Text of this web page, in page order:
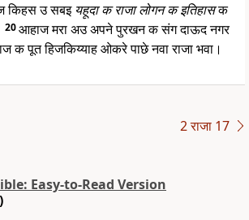
किहस उ सबइ यहूदा क राजा लोगन क इतिहासक
20आहाज मरा अउ अपने पुरखन क संग दाऊद नगर
क पूत हिजकिय्याह ओकरे पाछे नवा राजा भवा।
2 राजा 17
Easy-to-Read Version